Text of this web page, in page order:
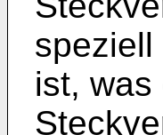
speziell
ist, was